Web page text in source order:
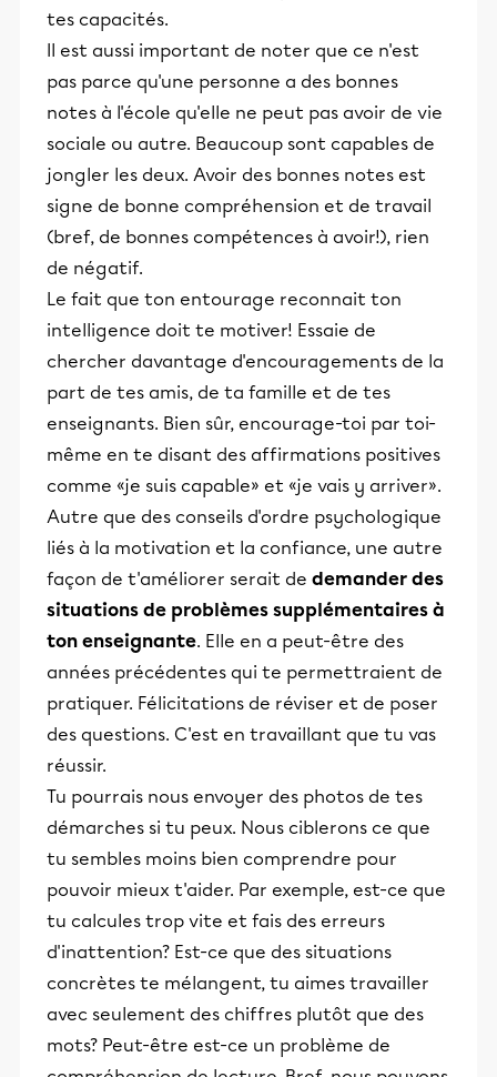
tes capacités.
Il est aussi important de noter que ce n'est
pas parce qu'une personne a des bonnes
notes à l'école qu'elle ne peut pas avoir de vie
sociale ou autre. Beaucoup sont capables de
jongler les deux. Avoir des bonnes notes est
signe de bonne compréhension et de travail
(bref, de bonnes compétences à avoir!), rien
de négatif.
Le fait que ton entourage reconnait ton
intelligence doit te motiver! Essaie de
chercher davantage d'encouragements de la
part de tes amis, de ta famille et de tes
enseignants. Bien sûr, encourage-toi par toi-
même en te disant des affirmations positives
comme «je suis capable» et «je vais y arriver».
Autre que des conseils d'ordre psychologique
liés à la motivation et la confiance, une autre
façon de t'améliorer serait de demander des
situations de problèmes supplémentaires à
ton enseignante. Elle en a peut-être des
années précédentes qui te permettraient de
pratiquer. Félicitations de réviser et de poser
des questions. C'est en travaillant que tu vas
réussir.
Tu pourrais nous envoyer des photos de tes
démarches si tu peux. Nous ciblerons ce que
tu sembles moins bien comprendre pour
pouvoir mieux t'aider. Par exemple, est-ce que
tu calcules trop vite et fais des erreurs
d'inattention? Est-ce que des situations
concrètes te mélangent, tu aimes travailler
avec seulement des chiffres plutôt que des
mots? Peut-être est-ce un problème de